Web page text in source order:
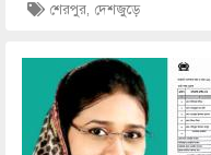
শেরপুর, দেশজুড়ে
Image